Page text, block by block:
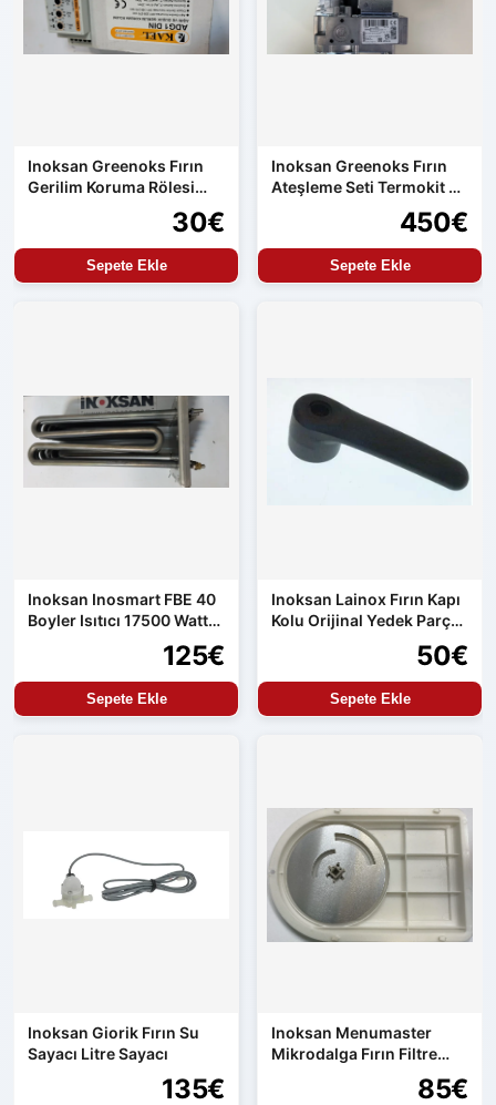
Inoksan Greenoks Fırın
Gerilim Koruma Rölesi
Orijinal Yedek Parça30€
Sepete Ekle
Inoksan Greenoks Fırın
Ateşleme Seti Termokit ve
450€
Sepete Ekle
Inoksan Inosmart FBE 40
Boyler Isıtıcı 17500 Watt
Orijinal Yedek Parça125€
Sepete Ekle
Inoksan Lainox Fırın Kapı
Kolu Orijinal Yedek Parça
50€
Sepete Ekle
Inoksan Giorik Fırın Su
Sayacı Litre Sayacı
135€
Inoksan Menumaster
Mikrodalga Fırın Filtre
85€